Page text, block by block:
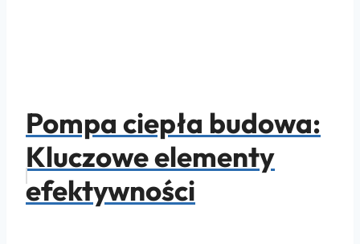
Pompa ciepła budowa:
Kluczowe elementy
efektywności